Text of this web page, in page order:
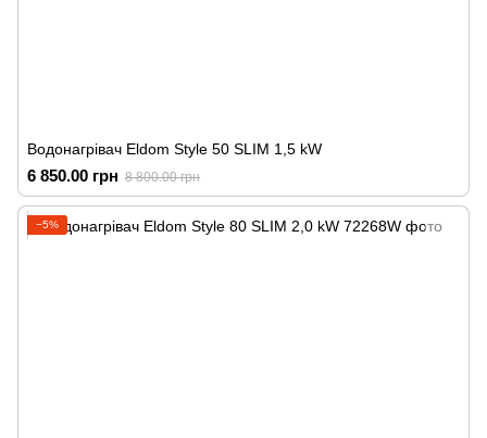
Водонагрівач Eldom Style 50 SLIM 1,5 kW
6 850.00 грн 8 800.00 грн
−5%